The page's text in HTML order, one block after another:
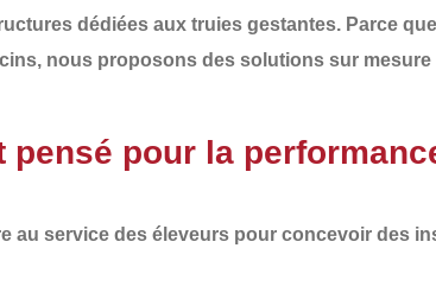
dédiées aux truies gestantes. Parce
nous proposons des solutions sur mesure
pensé pour la
au service des éleveurs pour concevoir des